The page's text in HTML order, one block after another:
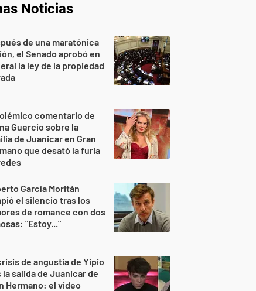
Noticias
de una maratónica
el Senado aprobó en
la ley de la propiedad
comentario de
Guercio sobre la
de Juanicar en Gran
que desató la furia
García Moritán
el silencio tras los
de romance con dos
"Estoy..."
de angustia de Yipio
la salida de Juanicar de
Hermano: el video